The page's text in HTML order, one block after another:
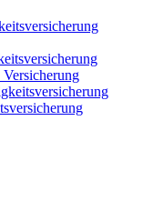
Versicherung